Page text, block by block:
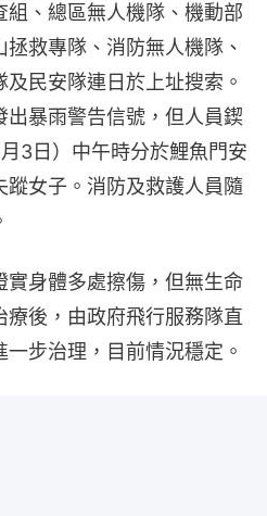
、總區無人機隊、機動部
救專隊、消防無人機隊、
民安隊連日於上址搜索。
暴雨警告信號，但人員鍥
3日）中午時分於鯉魚門安
女子。消防及救護人員隨
實身體多處擦傷，但無生命
後，由政府飛行服務隊直
步治理，目前情況穩定。